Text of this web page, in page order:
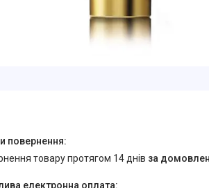
товару протягом 14 днів за